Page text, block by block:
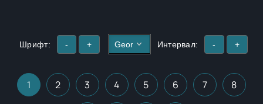
Шрифт: - + Интервал: - +
1 2 3 4 5 6 7 8